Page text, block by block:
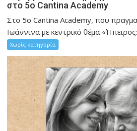
στο 5ο Cantina Academy
Στο 5ο Cantina Academy, που
Ιωάννινα με κεντρικό θέμα
Χωρίς κατηγορία